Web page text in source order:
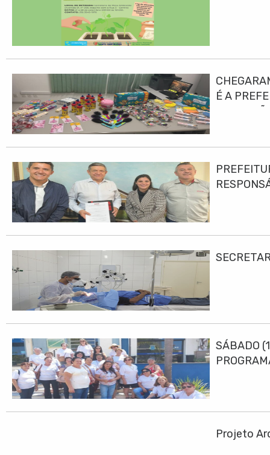
É A
SÁBADO
Projeto